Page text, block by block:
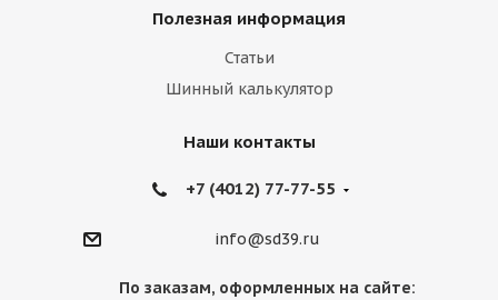
Полезная информация
Статьи
Шинный калькулятор
Наши контакты
+7 (4012) 77-77-55
info@sd39.ru
По заказам, оформленных на сайте: